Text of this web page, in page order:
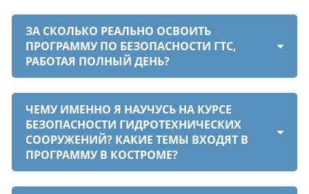
ЗА СКОЛЬКО РЕАЛЬНО ОСВОИТЬ
ПРОГРАММУ ПО БЕЗОПАСНОСТИ ГТС,
РАБОТАЯ ПОЛНЫЙ ДЕНЬ?
ЧЕМУ ИМЕННО Я НАУЧУСЬ НА КУРСЕ
БЕЗОПАСНОСТИ ГИДРОТЕХНИЧЕСКИХ
СООРУЖЕНИЙ? КАКИЕ ТЕМЫ ВХОДЯТ В
ПРОГРАММУ В КОСТРОМЕ?